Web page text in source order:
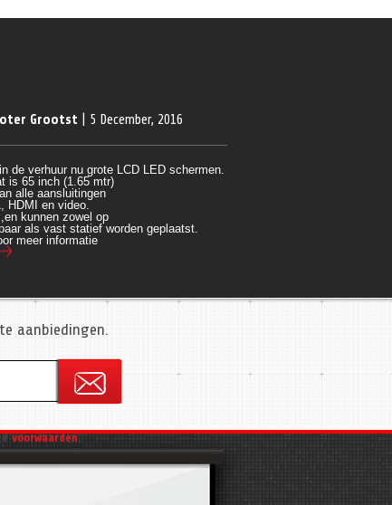
Grootst | 5 December, 2016
de verhuur nu grote LCD LED schermen.
is 65 inch (1.65 mtr)
alle aansluitingen
HDMI en video.
kunnen zowel op
als vast statief worden geplaatst.
meer informatie
aanbiedingen.
voorwaarden.